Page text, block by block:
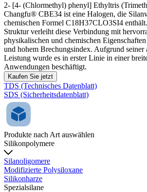
2- [4- (Chlormethyl) phenyl] Ethyltris
Changfu® CBE34 ist eine Halogen, die
chemischen Formel C18H37CLO3SI4
Struktur verleiht diese Verbindung mit
physikalischen und chemischen
und hohem Brechungsindex. Aufgrund seiner
Leistung wurde es in erster Linie in einer
Anwendungen beschäftigt.
Kaufen Sie jetzt
TDS (Technisches Datenblatt)
SDS (Sicherheitsdatenblatt)
Produkte nach Art auswählen
Silikonpolymere
Silanoligomere
Modifizierte Polysiloxane
Silikonharze
Spezialsilane